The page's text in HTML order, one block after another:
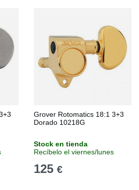
Grover Rotomatics 18:1 3+3
Dorado 10218G
Stock en tienda
Recíbelo el viernes/lunes
125 €